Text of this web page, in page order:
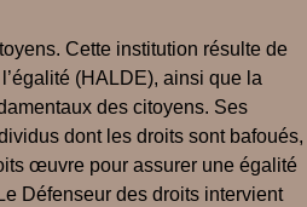
Cette institution résulte de
(HALDE), ainsi que la
des citoyens. Ses
dont les droits sont bafoués,
œuvre pour assurer une égalité
Défenseur des droits intervient